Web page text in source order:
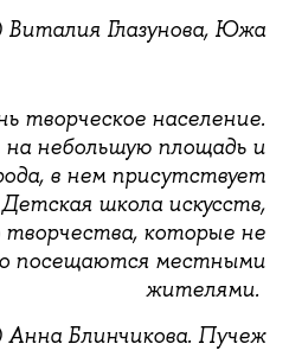
Виталия Глазунова, Южа
творческое население.
небольшую площадь и
в нем присутствует
школа искусств,
которые не
посещаются местными
жителями.
Анна Блинчикова. Пучеж